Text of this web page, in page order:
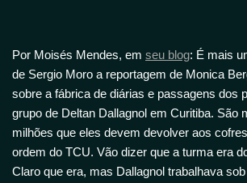
Por Moisés Mendes, em seu blog: É mais
de Sergio Moro a reportagem de Monica
sobre a fábrica de diárias e passagens dos
grupo de Deltan Dallagnol em Curitiba. São
milhões que eles devem devolver aos
ordem do TCU. Vão dizer que a turma era
Claro que era, mas Dallagnol trabalhava